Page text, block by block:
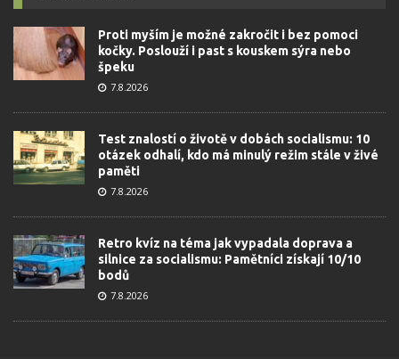
Proti myším je možné zakročit i bez pomoci
kočky. Poslouží i past s kouskem sýra nebo
špeku
7.8.2026
Test znalostí o životě v dobách socialismu: 10
otázek odhalí, kdo má minulý režim stále v živé
paměti
7.8.2026
Retro kvíz na téma jak vypadala doprava a
silnice za socialismu: Pamětníci získají 10/10
bodů
7.8.2026